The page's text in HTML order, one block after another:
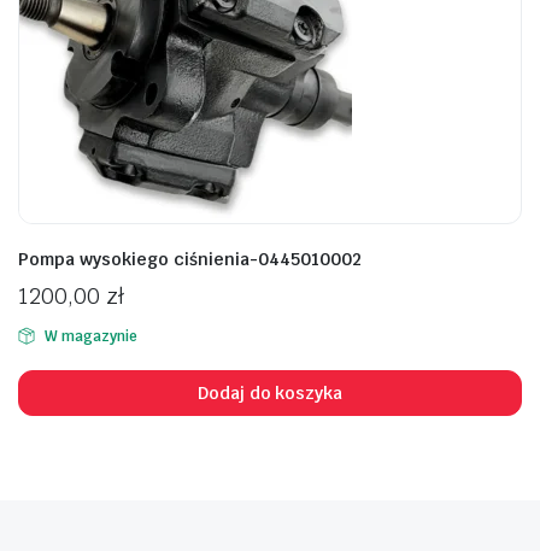
Pompa wysokiego ciśnienia-0445010002
1200,00 zł
W magazynie
Dodaj do koszyka